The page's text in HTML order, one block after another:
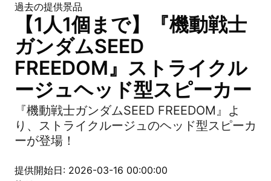
過去の提供景品
【1人1個まで】『機動戦士
ガンダムSEED
FREEDOM』ストライクル
ージュヘッド型スピーカー
『機動戦士ガンダムSEED FREEDOM』よ
り、ストライクルージュのヘッド型スピーカ
ーが登場！
提供開始日: 2026-03-16 00:00:00